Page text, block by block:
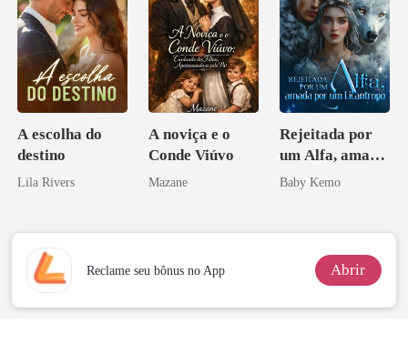
A escolha do
destino
Lila Rivers
A noviça e o
Conde Viúvo
Mazane
Rejeitada por
um Alfa, amada
por um
Baby Kemo
Reclame seu bônus no App Abrir